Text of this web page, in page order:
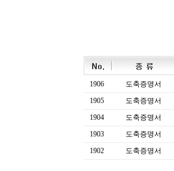
1906 도축증명서
1905
도축증명서
1904
도축증명서
1903
도축증명서
1902
도축증명서